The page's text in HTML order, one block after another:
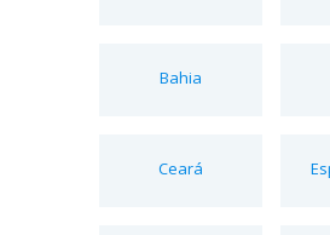
Bahia
Ceará